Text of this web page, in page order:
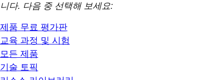
니다. 다음 중 선택해 보세요:
제품 무료 평가판
교육 과정 및 시험
모든 제품
기술 토픽